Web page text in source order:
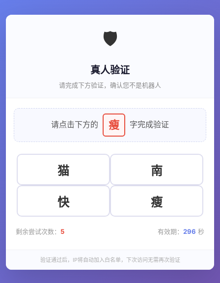
🛡️
真人验证
请完成下方验证，确认您不是机器人
请点击下方的 瘦 字完成验证
猫 南
快 瘦
剩余尝试次数： 5 有效期： 296 秒
验证通过后，IP将自动加入白名单，下次访问无需再次验证